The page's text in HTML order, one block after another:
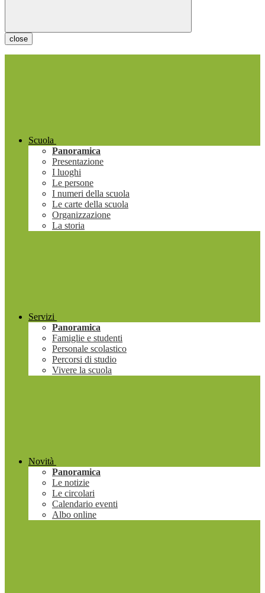
close
Scuola
Panoramica
Presentazione
I luoghi
Le persone
I numeri della scuola
Le carte della scuola
Organizzazione
La storia
Servizi
Panoramica
Famiglie e studenti
Personale scolastico
Percorsi di studio
Vivere la scuola
Novità
Panoramica
Le notizie
Le circolari
Calendario eventi
Albo online